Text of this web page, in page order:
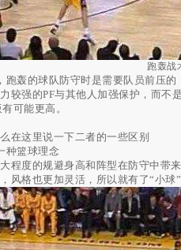
跑轰战
跑轰的球队防守时是需要队员前压
较强的PF与其他人加强保护，而
可能更高。
在这里说一下二者的一些区别
种篮球理念
程度的规避身高和阵型在防守中带
风格也更加灵活，所以就有了“小